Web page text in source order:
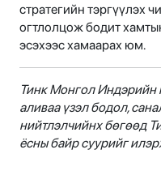
стратегийн тэргүүлэх
огтлолцож бодит
эсэхээс хамаарах юм.
Тинк Монгол Индэрийн
аливаа үзэл бодол,
нийтлэлчийнх бөгөөд
ёсны байр суурийг